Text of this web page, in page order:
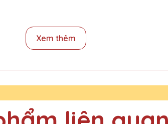
các xưởng sản xuất đều bị quá tải. Vì vậy để
Xem thêm